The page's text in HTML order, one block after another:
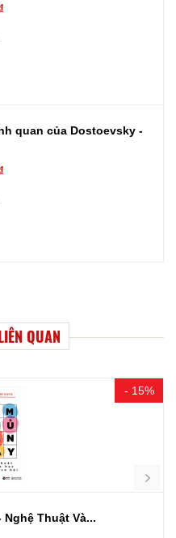
quan của Dostoevsky -
QUAN
- 15%
Nghệ Thuật Và...